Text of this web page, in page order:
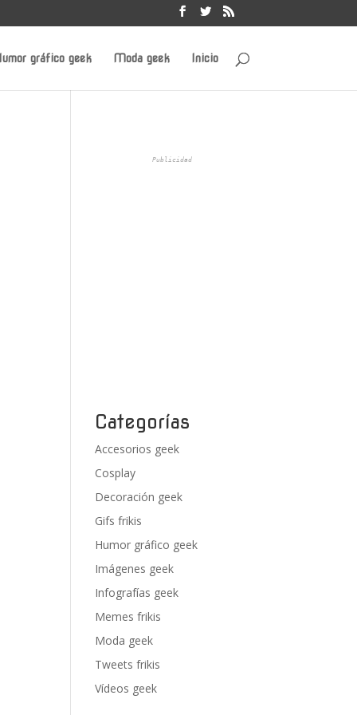
gráfico geek Moda geek Inicio
Publicidad
Categorías
Accesorios geek
Cosplay
Decoración geek
Gifs frikis
Humor gráfico geek
Imágenes geek
Infografías geek
Memes frikis
Moda geek
Tweets frikis
Vídeos geek